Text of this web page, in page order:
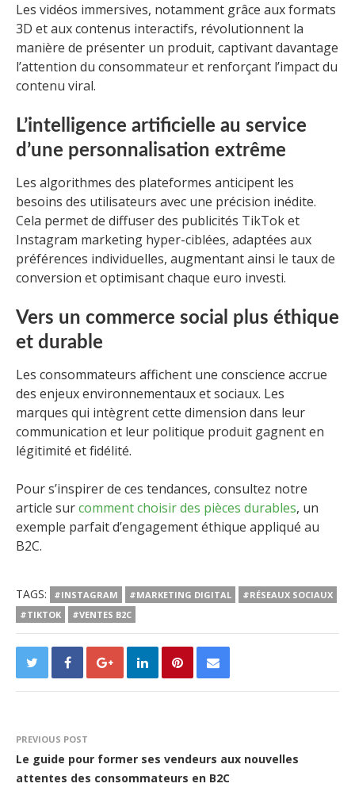
Les vidéos immersives, notamment grâce aux formats
3D et aux contenus interactifs, révolutionnent la
manière de présenter un produit, captivant davantage
l’attention du consommateur et renforçant l’impact du
contenu viral.
L’intelligence artificielle au service
d’une personnalisation extrême
Les algorithmes des plateformes anticipent les
besoins des utilisateurs avec une précision inédite.
Cela permet de diffuser des publicités TikTok et
Instagram marketing hyper-ciblées, adaptées aux
préférences individuelles, augmentant ainsi le taux de
conversion et optimisant chaque euro investi.
Vers un commerce social plus éthique
et durable
Les consommateurs affichent une conscience accrue
des enjeux environnementaux et sociaux. Les
marques qui intègrent cette dimension dans leur
communication et leur politique produit gagnent en
légitimité et fidélité.
Pour s’inspirer de ces tendances, consultez notre
article surcomment choisir des pièces durables, un
exemple parfait d’engagement éthique appliqué au
B2C.
TAGS: #INSTAGRAM #MARKETING DIGITAL
#RÉSEAUX SOCIAUX
#TIKTOK
#VENTES B2C
PREVIOUS POST
Le guide pour former ses vendeurs aux nouvelles
attentes des consommateurs en B2C